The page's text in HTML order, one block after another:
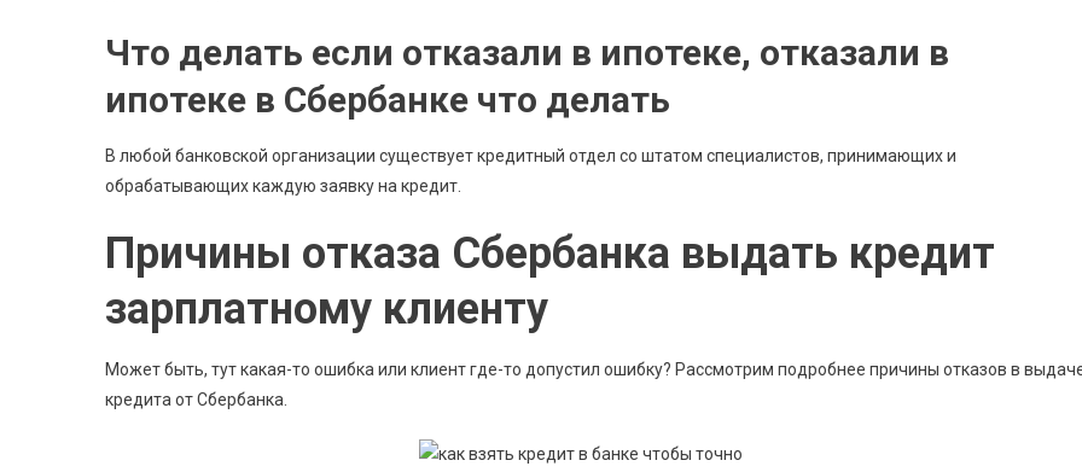
Что делать если отказали в ипотеке, отказали в
ипотеке в Сбербанке что делать
В любой банковской организации существует кредитный отдел со штатом специалистов, принимающих и
обрабатывающих каждую заявку на кредит.
Причины отказа Сбербанка выдать кредит
зарплатному клиенту
Может быть, тут какая-то ошибка или клиент где-то допустил ошибку? Рассмотрим подробнее причины отказов в
кредита от Сбербанка.